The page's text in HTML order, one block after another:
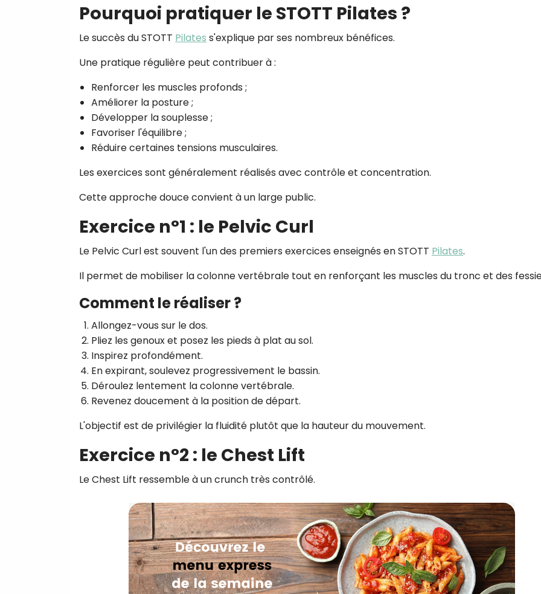
Pourquoi pratiquer le STOTT Pilates ?
Le succès du STOTT Pilates s'explique par ses nombreux bénéfices.
Une pratique régulière peut contribuer à :
Renforcer les muscles profonds ;
Améliorer la posture ;
Développer la souplesse ;
Favoriser l'équilibre ;
Réduire certaines tensions musculaires.
Les exercices sont généralement réalisés avec contrôle et concentration.
Cette approche douce convient à un large public.
Exercice n°1 : le Pelvic Curl
Le Pelvic Curl est souvent l'un des premiers exercices enseignés en STOTT Pilates.
Il permet de mobiliser la colonne vertébrale tout en renforçant les muscles du tronc et des
Comment le réaliser ?
Allongez-vous sur le dos.
Pliez les genoux et posez les pieds à plat au sol.
Inspirez profondément.
En expirant, soulevez progressivement le bassin.
Déroulez lentement la colonne vertébrale.
Revenez doucement à la position de départ.
L'objectif est de privilégier la fluidité plutôt que la hauteur du mouvement.
Exercice n°2 : le Chest Lift
Le Chest Lift ressemble à un crunch très contrôlé.